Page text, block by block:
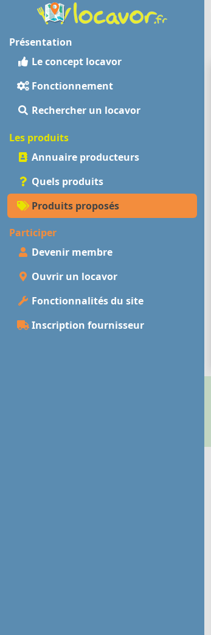
Présentation
Le concept locavor
Fonctionnement
Rechercher un locavor
Les produits
Annuaire producteurs
Quels produits
Produits proposés
Participer
Devenir membre
Ouvrir un locavor
Fonctionnalités du site
Inscription fournisseur